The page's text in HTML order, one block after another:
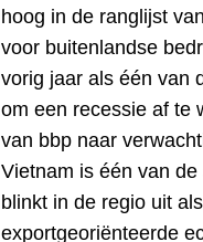
hoog in de ranglijst
voor buitenlandse
vorig jaar als één van
om een recessie af te
van bbp naar
Vietnam is één van
blinkt in de regio uit
exportgeoriënteerde